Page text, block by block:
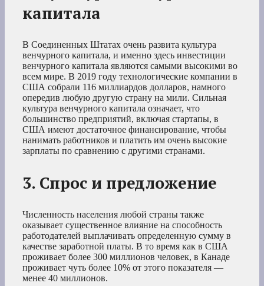
капитала
В Соединенных Штатах очень развита культура
венчурного капитала, и именно здесь инвестиции
венчурного капитала являются самыми высокими во
всем мире. В 2019 году технологические компании в
США собрали 116 миллиардов долларов, намного
опередив любую другую страну на мили. Сильная
культура венчурного капитала означает, что
большинство предприятий, включая стартапы, в
США имеют достаточное финансирование, чтобы
нанимать работников и платить им очень высокие
зарплаты по сравнению с другими странами.
3. Спрос и предложение
Численность населения любой страны также
оказывает существенное влияние на способность
работодателей выплачивать определенную сумму в
качестве заработной платы. В то время как в США
проживает более 300 миллионов человек, в Канаде
проживает чуть более 10% от этого показателя —
менее 40 миллионов.